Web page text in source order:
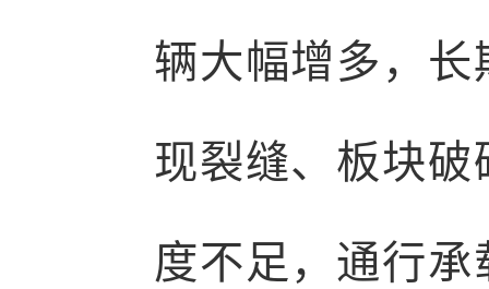
辆大幅增多，
现裂缝、板块
度不足，通行